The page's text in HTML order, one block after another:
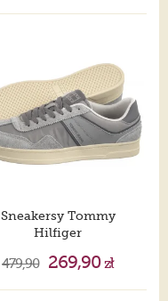
Sneakersy Tommy
Hilfiger
479,90 269,90zł